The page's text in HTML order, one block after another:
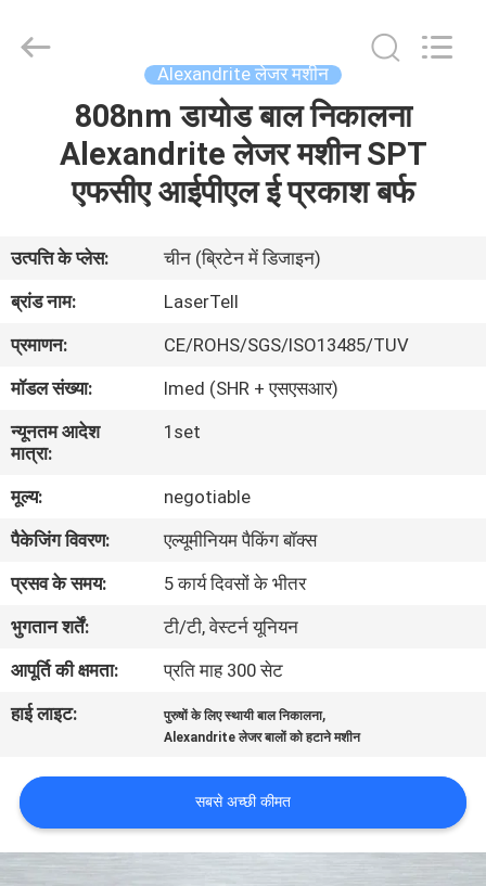
उत्पादों
हमारे
बारे
में
कारखाना
भ्रमण
गुणवत्ता
नियंत्रण
आपूर्तिकर्ता.
shrlasermachine.com.
Alexandrite लेजर मशीन
808nm डायोड बाल निकालना
Alexandrite लेजर मशीन SPT
एफसीए आईपीएल ई प्रकाश बर्फ
उत्पत्ति के प्लेस:
चीन (ब्रिटेन में डिजाइन)
ब्रांड नाम:
LaserTell
प्रमाणन:
CE/ROHS/SGS/ISO13485/TUV
मॉडल संख्या:
Imed (SHR + एसएसआर)
न्यूनतम आदेश
मात्रा:
1set
मूल्य:
negotiable
पैकेजिंग विवरण:
एल्यूमीनियम पैकिंग बॉक्स
प्रसव के समय:
5 कार्य दिवसों के भीतर
भुगतान शर्तें:
टी/टी, वेस्टर्न यूनियन
आपूर्ति की क्षमता:
प्रति माह 300 सेट
हाई लाइट:
पुरुषों के लिए स्थायी बाल निकालना,
Alexandrite लेजर बालों को हटाने मशीन
सबसे अच्छी कीमत